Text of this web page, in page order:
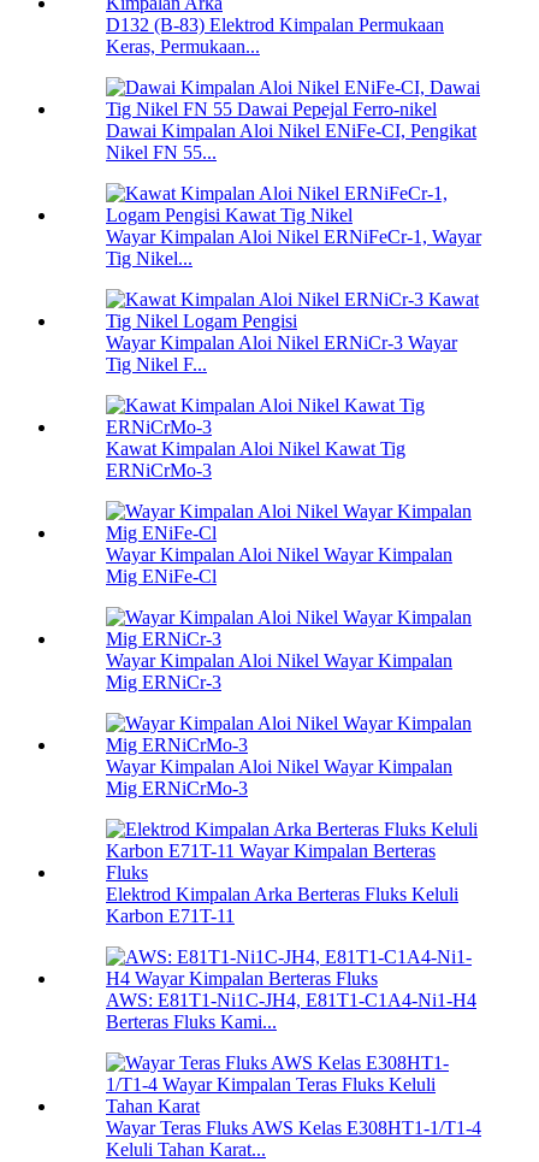
D132 (B-83) Elektrod Kimpalan Permukaan
Keras, Permukaan...
Dawai Kimpalan Aloi Nikel ENiFe-CI, Pengikat
Nikel FN 55...
Wayar Kimpalan Aloi Nikel ERNiFeCr-1, Wayar
Tig Nikel...
Wayar Kimpalan Aloi Nikel ERNiCr-3 Wayar
Tig Nikel F...
Kawat Kimpalan Aloi Nikel Kawat Tig
ERNiCrMo-3
Wayar Kimpalan Aloi Nikel Wayar Kimpalan
Mig ENiFe-Cl
Wayar Kimpalan Aloi Nikel Wayar Kimpalan
Mig ERNiCr-3
Wayar Kimpalan Aloi Nikel Wayar Kimpalan
Mig ERNiCrMo-3
Elektrod Kimpalan Arka Berteras Fluks Keluli
Karbon E71T-11
AWS: E81T1-Ni1C-JH4, E81T1-C1A4-Ni1-H4
Berteras Fluks Kami...
Wayar Teras Fluks AWS Kelas E308HT1-1/T1-4
Keluli Tahan Karat...